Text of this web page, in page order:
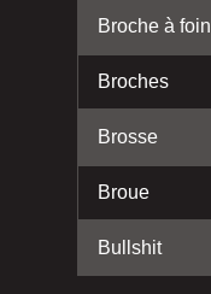
Broche à foin
Broches
Brosse
Broue
Bullshit